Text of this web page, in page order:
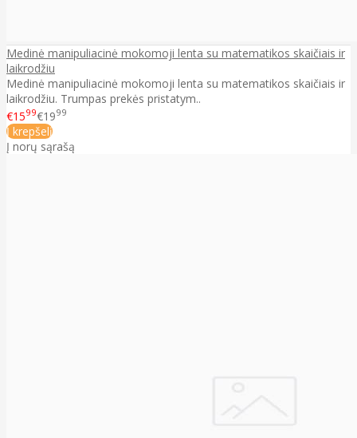
Medinė manipuliacinė mokomoji lenta su matematikos skaičiais ir
laikrodžiu
Medinė manipuliacinė mokomoji lenta su matematikos skaičiais ir
laikrodžiu. Trumpas prekės pristatym..
€1599€1999
Į krepšelį
Į norų sąrašą